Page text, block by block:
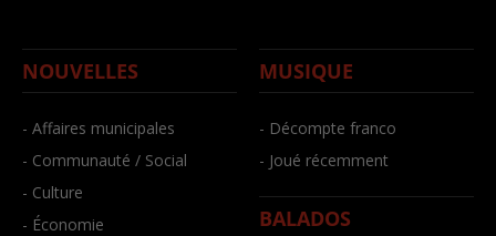
NOUVELLES
- Affaires municipales
- Communauté / Social
- Culture
- Économie
MUSIQUE
- Décompte franco
- Joué récemment
BALADOS